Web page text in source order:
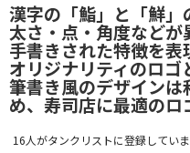
漢字の「鮨」と「鮮」
太さ・点・角度などが
手書きされた特徴を表
オリジナリティのロゴ
筆書き風のデザイン
め、寿司店に最適のロ
16人がタンクリストに登録してい